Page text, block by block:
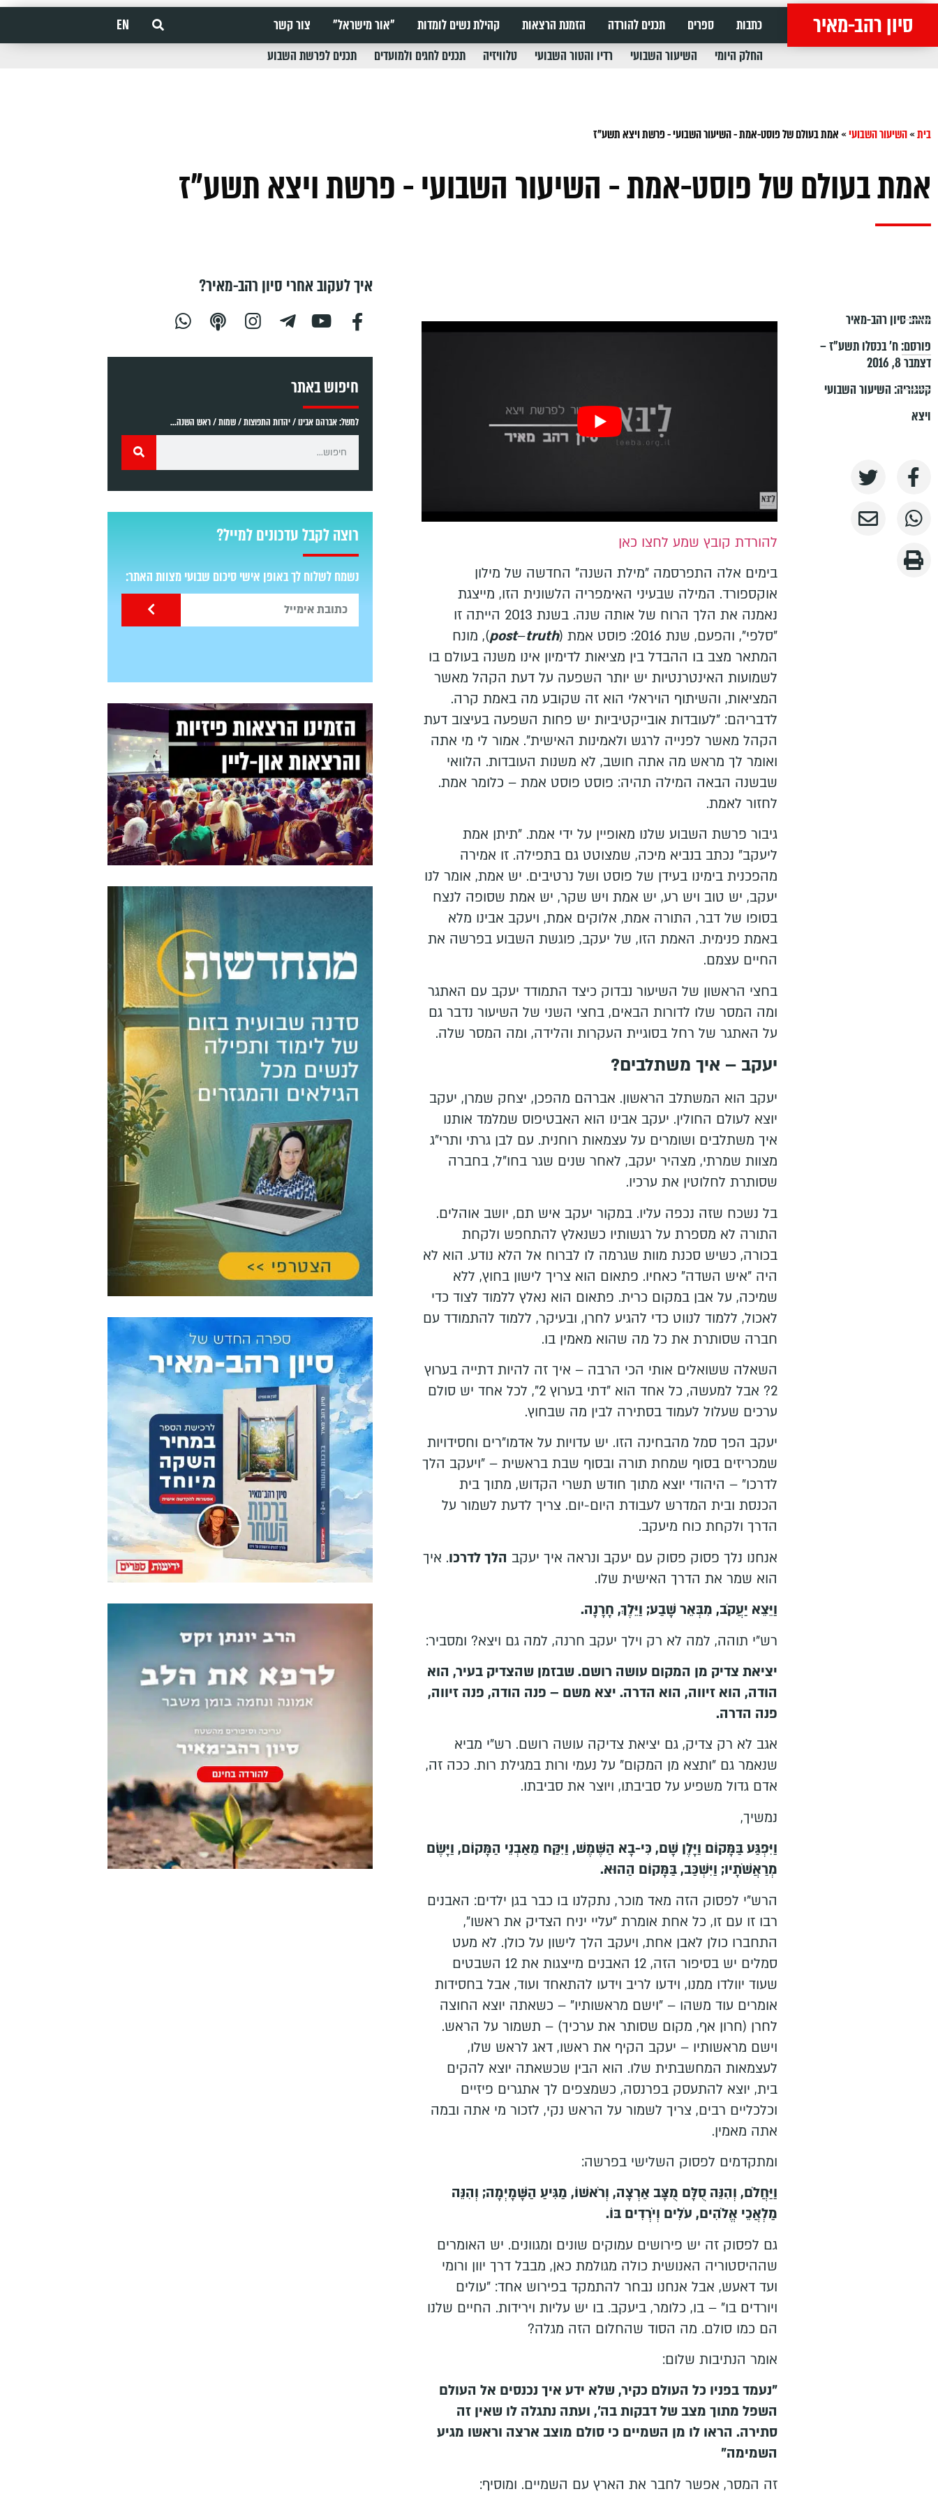
סיון רהב-מאיר כתבות ספרים תכנים להורדה הזמנת הרצאות קהילת נשים לומדות "אור מישראל" צור קשר
EN
החלק היומי
השיעור השבועי רדיו והטור השבועי טלוויזיה תכנים לחגים ולמועדים תכנים לפרשת השבוע
בית»השיעור השבועי»אמת בעולם של פוסט-אמת - השיעור השבועי - פרשת ויצא תשע"ז
אמת בעולם של פוסט-אמת - השיעור השבועי - פרשת ויצא תשע"ז
מאת:סיון רהב-מאיר
פורסם:ח׳ בכסלו תשע״ז –
דצמבר 8, 2016
קטגוריה:השיעור השבועי
ויצא
להורדת קובץ שמע לחצו כאן
בימים אלה התפרסמה "מילת השנה" החדשה של מילון
אוקספורד. המילה שבעיני האימפריה הלשונית הזו, מייצגת
נאמנה את הלך הרוח של אותה שנה. בשנת 2013 הייתה זו
"סלפי", והפעם, שנת 2016: פוסט אמת (
post–truth
), מונח
המתאר מצב בו ההבדל בין מציאות לדימיון אינו משנה בעולם בו
לשמועות האינטרנטיות יש יותר השפעה על דעת הקהל מאשר
המציאות, והשיתוף הויראלי הוא זה שקובע מה באמת קרה.
לדבריהם: "לעובדות אובייקטיביות יש פחות השפעה בעיצוב דעת
הקהל מאשר לפנייה לרגש ולאמינות האישית". אמור לי מי אתה
ואומר לך מראש מה אתה חושב, לא משנות העובדות. הלוואי
שבשנה הבאה המילה תהיה: פוסט פוסט אמת – כלומר אמת.
לחזור לאמת.
גיבור פרשת השבוע שלנו מאופיין על ידי אמת. "תיתן אמת
ליעקב" נכתב בנביא מיכה, שמצוטט גם בתפילה. זו אמירה
מהפכנית בימינו בעידן של פוסט ושל נרטיבים. יש אמת, אומר לנו
יעקב, יש טוב ויש רע, יש אמת ויש שקר, יש אמת שסופה לנצח
בסופו של דבר, התורה אמת, אלוקים אמת, ויעקב אבינו מלא
באמת פנימית. האמת הזו, של יעקב, פוגשת השבוע בפרשה את
החיים עצמם.
בחצי הראשון של השיעור נבדוק כיצד התמודד יעקב עם האתגר
ומה המסר שלו לדורות הבאים, בחצי השני של השיעור נדבר גם
על האתגר של רחל בסוגיית העקרות והלידה, ומה המסר שלה.
יעקב – איך משתלבים?
יעקב הוא המשתלב הראשון. אברהם מהפכן, יצחק שמרן, יעקב
יוצא לעולם החולין. יעקב אבינו הוא האבטיפוס שמלמד אותנו
איך משתלבים ושומרים על עצמאות רוחנית. עם לבן גרתי ותרי"ג
מצוות שמרתי, מצהיר יעקב, לאחר שנים שגר בחו"ל, בחברה
שסותרת לחלוטין את ערכיו.
בל נשכח שזה נכפה עליו. במקור יעקב איש תם, יושב אוהלים.
התורה לא מספרת על רגשותיו כשנאלץ להתחפש ולקחת
בכורה, כשיש סכנת מוות שגרמה לו לברוח אל הלא נודע. הוא לא
היה "איש השדה" כאחיו. פתאום הוא צריך לישון בחוץ, ללא
שמיכה, על אבן במקום כרית. פתאום הוא נאלץ ללמוד לצוד כדי
לאכול, ללמוד לנווט כדי להגיע לחרן, ובעיקר, ללמוד להתמודד עם
חברה שסותרת את כל מה שהוא מאמין בו.
השאלה ששואלים אותי הכי הרבה – איך זה להיות דתייה בערוץ
2? אבל למעשה, כל אחד הוא "דתי בערוץ 2", לכל אחד יש סולם
ערכים שעלול לעמוד בסתירה לבין מה שבחוץ.
יעקב הפך סמל מהבחינה הזו. יש עדויות על אדמו"רים וחסידויות
שמכריזים בסוף שמחת תורה ובסוף שבת בראשית – "ויעקב הלך
לדרכו" – היהודי יוצא מתוך חודש תשרי הקדוש, מתוך בית
הכנסת ובית המדרש לעבודת היום-יום. צריך לדעת לשמור על
הדרך ולקחת כוח מיעקב.
אנחנו נלך פסוק פסוק עם יעקב ונראה איך יעקב הלך לדרכו. איך
הוא שמר את הדרך האישית שלו.
וַיֵּצֵא יַעֲקֹב, מִבְּאֵר שָׁבַע; וַיֵּלֶךְ, חָרָנָה.
רש"י תוהה, למה לא רק וילך יעקב חרנה, למה גם ויצא? ומסביר:
יציאת צדיק מן המקום עושה רושם. שבזמן שהצדיק בעיר, הוא
הודה, הוא זיווה, הוא הדרה. יצא משם – פנה הודה, פנה זיווה,
פנה הדרה.
אגב לא רק צדיק, גם יציאת צדיקה עושה רושם. רש"י מביא
שנאמר גם "ותצא מן המקום" על נעמי ורות במגילת רות. ככה זה,
אדם גדול משפיע על סביבתו, ויוצר את סביבתו.
נמשיך,
וַיִּפְגַּע בַּמָּקוֹם וַיָּלֶן שָׁם, כִּי-בָא הַשֶּׁמֶשׁ, וַיִּקַּח מֵאַבְנֵי הַמָּקוֹם, וַיָּשֶׂם
מְרַאֲשֹׁתָיו; וַיִּשְׁכַּב, בַּמָּקוֹם הַהוּא.
הרש"י לפסוק הזה מאד מוכר, נתקלנו בו כבר בגן ילדים: האבנים
רבו זו עם זו, כל אחת אומרת "עליי יניח הצדיק את ראשו",
התחברו כולן לאבן אחת, ויעקב הלך לישון על כולן. לא מעט
סמלים יש בסיפור הזה, 12 האבנים מייצגות את 12 השבטים
שעוד יוולדו ממנו, וידעו לריב וידעו להתאחד ועוד, אבל בחסידות
אומרים עוד משהו – "וישם מראשותיו" – כשאתה יוצא החוצה
לחרן (חרון אף, מקום שסותר את ערכיך) – תשמור על הראש.
וישם מראשותיו – יעקב הקיף את ראשו, דאג לראש שלו,
לעצמאות המחשבתית שלו. הוא הבין שכשאתה יוצא להקים
בית, יוצא להתעסק בפרנסה, כשמצפים לך אתגרים פיזיים
וכלכליים רבים, צריך לשמור על הראש נקי, לזכור מי אתה ובמה
אתה מאמין.
ומתקדמים לפסוק השלישי בפרשה:
וַיַּחֲלֹם, וְהִנֵּה סֻלָּם מֻצָּב אַרְצָה, וְרֹאשׁוֹ, מַגִּיעַ הַשָּׁמָיְמָה; וְהִנֵּה
מַלְאֲכֵי אֱלֹהִים, עֹלִים וְיֹרְדִים בּוֹ.
גם לפסוק זה יש פירושים עמוקים שונים ומגוונים. יש האומרים
שההיסטוריה האנושית כולה מגולמת כאן, מבבל דרך יוון ורומי
ועד דאעש, אבל אנחנו נבחר להתמקד בפירוש אחד: "עולים
ויורדים בו" – בו, כלומר, ביעקב. בו יש עליות וירידות. החיים שלנו
הם כמו סולם. מה הסוד שהחלום הזה מגלה?
אומר הנתיבות שלום:
"נעמד בפניו כל העולם כקיר, שלא ידע איך נכנסים אל העולם
השפל מתוך מצב של דבקות בה', ועתה נתגלה לו שאין זה
סתירה. הראו לו מן השמיים כי סולם מוצב ארצה וראשו מגיע
השמימה"
זה המסר, אפשר לחבר את הארץ עם השמיים. ומוסיף:
איך לעקוב אחרי סיון רהב-מאיר?
חיפוש באתר
למשל: אברהם אבינו / יהדות התפוצות / שמות / ראש השנה...
רוצה לקבל עדכונים למייל?
נשמח לשלוח לך באופן אישי סיכום שבועי מצוות האתר: